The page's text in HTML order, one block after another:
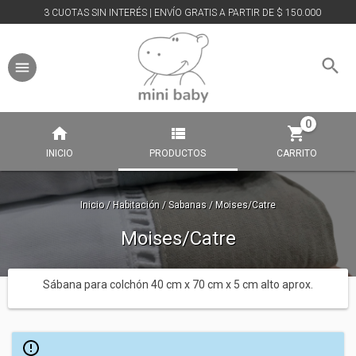
3 CUOTAS SIN INTERÉS | ENVÍO GRATIS A PARTIR DE $ 150.000
INICIO PRODUCTOS CARRITO
0
Inicio / Habitación / Sabanas / Moises/Catre
Moises/Catre
Sábana para colchón 40 cm x 70 cm x 5 cm alto aprox.